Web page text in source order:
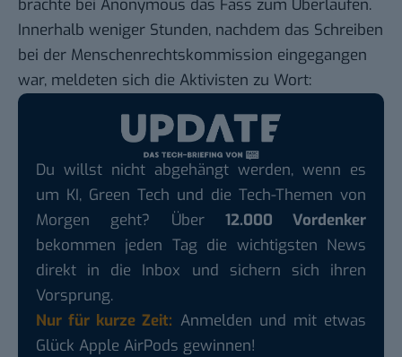
brachte bei Anonymous das Fass zum Überlaufen.
Innerhalb weniger Stunden, nachdem das Schreiben
bei der Menschenrechtskommission eingegangen
war, meldeten sich die Aktivisten zu Wort:
Du willst nicht abgehängt werden, wenn es
um KI, Green Tech und die Tech-Themen von
Morgen geht? Über 12.000 Vordenker
bekommen jeden Tag die wichtigsten News
direkt in die Inbox und sichern sich ihren
Vorsprung.
Nur für kurze Zeit: Anmelden und mit etwas
Glück Apple AirPods gewinnen!